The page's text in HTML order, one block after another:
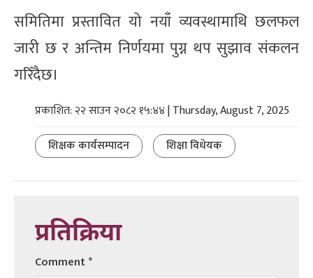
समितिमा प्रस्तावित यो नयाँ व्यवस्थामाथि छलफल
जारी छ र अन्तिम निर्णयमा पुग्न थप सुझाव संकलन
गरिँदैछ।
प्रकाशित: २२ साउन २०८२ १५:४४ | Thursday, August 7, 2025
शिक्षक कार्यसम्पादन
शिक्षा विधेयक
प्रतिक्रिया
Comment*